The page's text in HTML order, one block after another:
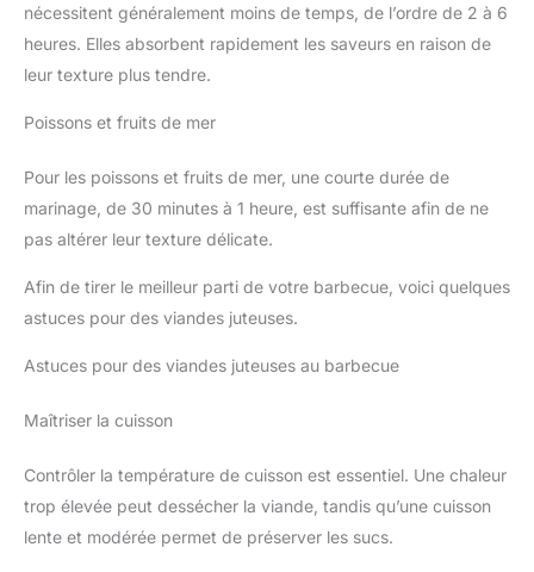
nécessitent généralement moins de temps, de l’ordre de 2 à 6
heures. Elles absorbent rapidement les saveurs en raison de
leur texture plus tendre.
Poissons et fruits de mer
Pour les poissons et fruits de mer, une courte durée de
marinage, de 30 minutes à 1 heure, est suffisante afin de ne
pas altérer leur texture délicate.
Afin de tirer le meilleur parti de votre barbecue, voici quelques
astuces pour des viandes juteuses.
Astuces pour des viandes juteuses au barbecue
Maîtriser la cuisson
Contrôler la température de cuisson est essentiel. Une chaleur
trop élevée peut dessécher la viande, tandis qu’une cuisson
lente et modérée permet de préserver les sucs.